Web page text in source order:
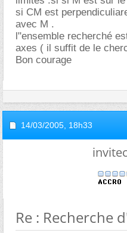
si CM est
avec M .
l"ensemble recherché
axes ( il suffit de le
Bon courage
14/03/2005, 18h33
Re : Recherche